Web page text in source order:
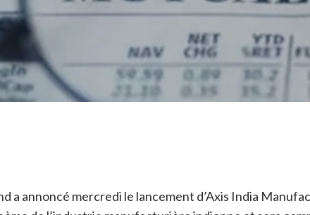
a annoncé mercredi le lancement d’Axis India